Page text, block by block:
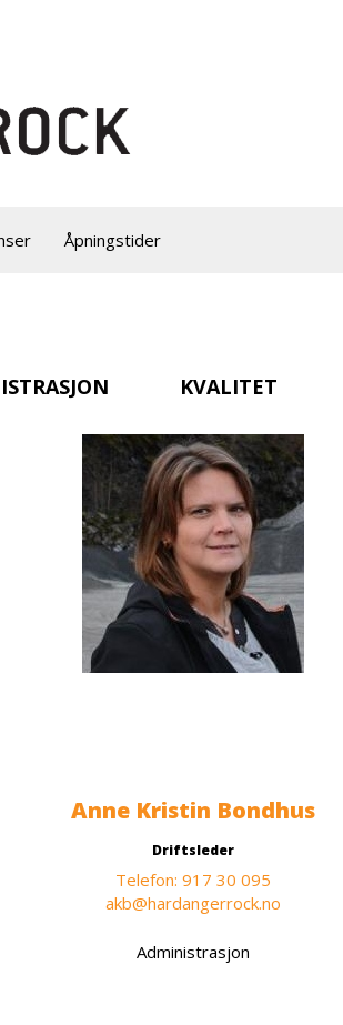
Åpningstider
KVALITET
Anne Kristin Bondhus
Driftsleder
Telefon: 917 30 095
akb@hardangerrock.no
Administrasjon